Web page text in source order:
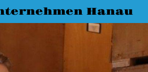
Hanau